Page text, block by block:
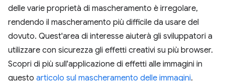
delle varie proprietà di mascheramento è irregolare,
rendendo il mascheramento più difficile da usare del
dovuto. Quest'area di interesse aiuterà gli sviluppatori a
utilizzare con sicurezza gli effetti creativi su più browser.
Scopri di più sull'applicazione di effetti alle immagini in
questo articolo sul mascheramento delle immagini.